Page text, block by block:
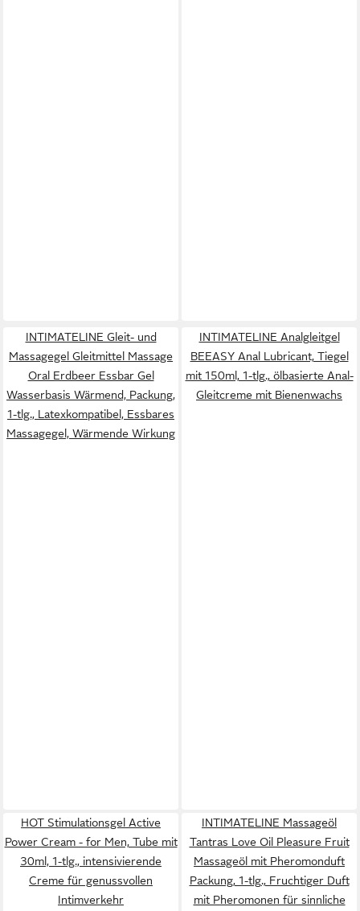
INTIMATELINE Gleit- und
Massagegel Gleitmittel Massage
Oral Erdbeer Essbar Gel
Wasserbasis Wärmend, Packung,
1-tlg., Latexkompatibel, Essbares
Massagegel, Wärmende Wirkung
INTIMATELINE Analgleitgel
BEEASY Anal Lubricant, Tiegel
mit 150ml, 1-tlg., ölbasierte Anal-
Gleitcreme mit Bienenwachs
HOT Stimulationsgel Active
Power Cream - for Men, Tube mit
30ml, 1-tlg., intensivierende
Creme für genussvollen
Intimverkehr
INTIMATELINE Massageöl
Tantras Love Oil Pleasure Fruit
Massageöl mit Pheromonduft
Packung, 1-tlg., Fruchtiger Duft
mit Pheromonen für sinnliche